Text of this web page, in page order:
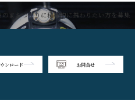
まちづくりに積極的に携わりたい方を募集
ンロード お問合せ